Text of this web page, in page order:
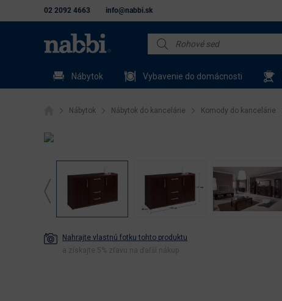
02 2092 4663 info@nabbi.sk
Nábytok Vybavenie do domácnosti
Nábytok Nábytok do kancelárie Komody do kancelárie
Nahrajte vlastnú fotku tohto produktu
a získajte 5% zľavu na ďaľší nákup